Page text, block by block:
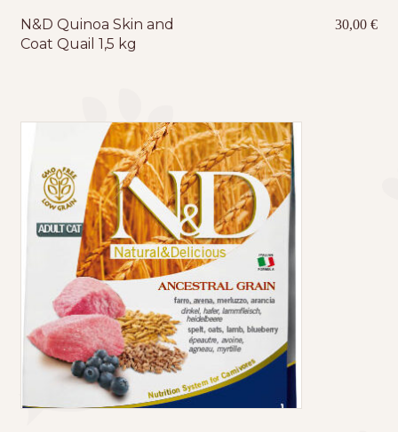
N&D Quinoa Skin and
Coat Quail 1,5 kg
30,00€